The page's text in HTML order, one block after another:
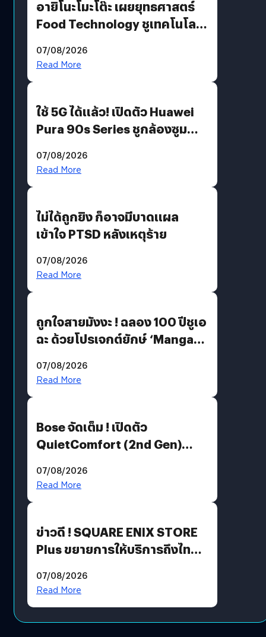
อายิโนะโมะโต๊ะ เผยยุทธศาสตร์
Food Technology ชูเทคโนโลยี
บริโภคและ B2B
07/08/2026
Read More
ใช้ 5G ได้แล้ว! เปิดตัว Huawei
Pura 90s Series ชูกล้องซูม
07/08/2026
Read More
ไม่ได้ถูกยิง ก็อาจมีบาดแผล
เข้าใจ PTSD หลังเหตุร้าย
07/08/2026
Read More
ถูกใจสายมังงะ ! ฉลอง 100 ปีชูเอ
ฉะ ด้วยโปรเจกต์ยักษ์ ‘Manga
มีภาษาไทยด้วย
07/08/2026
Read More
Bose จัดเต็ม ! เปิดตัว
QuietComfort (2nd Gen)
07/08/2026
Read More
ข่าวดี ! SQUARE ENIX STORE
Plus ขยายการให้บริการถึงไทย
โดยตรง
07/08/2026
Read More